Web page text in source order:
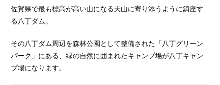
佐賀県で最も標高が高い山になる天山に寄り添うように鎮座す
る八丁ダム。
その八丁ダム周辺を森林公園として整備された「八丁グリーン
パーク」にある、緑の自然に囲まれたキャンプ場が八丁キャン
プ場になります。